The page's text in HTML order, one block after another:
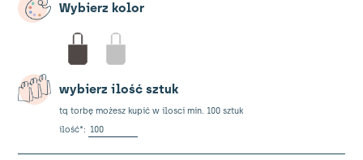
Wybierz kolor
wybierz ilość sztuk
tą torbę możesz kupić w ilosci min. 100 sztuk
ilość*: ilość
filcowa